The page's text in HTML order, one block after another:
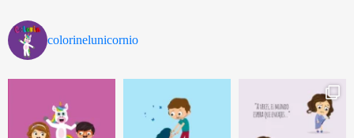
colorinelunicornio